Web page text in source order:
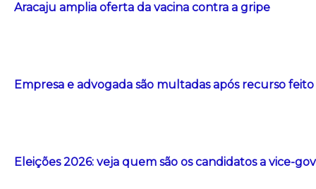
Aracaju amplia oferta da vacina contra a gripe
Empresa e advogada são multadas após recurso
Eleições 2026: veja quem são os candidatos a vice-